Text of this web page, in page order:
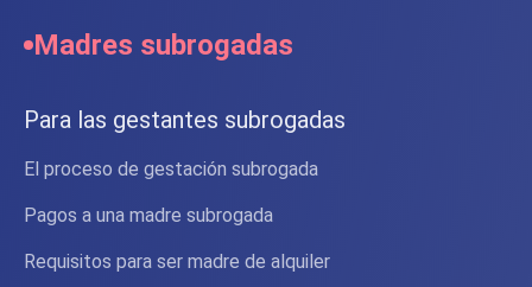
Madres subrogadas
Para las gestantes subrogadas
El proceso de gestación subrogada
Pagos a una madre subrogada
Requisitos para ser madre de alquiler